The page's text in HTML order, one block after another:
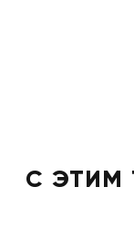
С ЭТИМ